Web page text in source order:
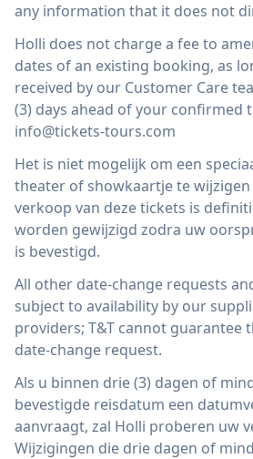
any information that it does not
Holli does not charge a fee to
dates of an existing booking, as
received by our Customer Care
(3) days ahead of your confirmed
info@tickets-tours.com
Het is niet mogelijk om een
theater of showkaartje te
verkoop van deze tickets is
worden gewijzigd zodra uw
is bevestigd.
All other date-change requests
subject to availability by our
providers; T&T cannot guarantee
date-change request.
Als u binnen drie (3) dagen of
bevestigde reisdatum een
aanvraagt, zal Holli proberen uw
Wijzigingen die drie dagen of